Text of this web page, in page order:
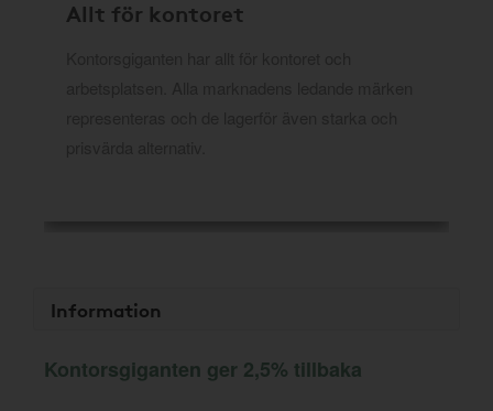
Allt för kontoret
Information
Kontorsgiganten ger 2,5% tillbaka